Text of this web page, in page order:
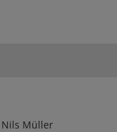
Müller